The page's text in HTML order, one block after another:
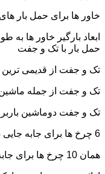
خاور ها برای حمل بار های شهری و
ابعاد بارگیر خاور ها به طور متوسط برابر است با 4.5*2 متر و تا
حمل بار با تک و جفت
تک و جفت از قدیمی ترین ماشین های
تک و جفت از جمله ماشین
تک و جفت دوماشین باربری هستند
6 چرخ ها برای جابه جایی بار تا 10 تن مناسب هستند و ابعاد اتاق آن ها برابر است با: 5.80*2.20 متر
همان 10 چرخ ها برای جابه جایی بار تا 15 تن مناسب هستند و ابعاد اتاق آن ها برابر است با: 6.80*2.25 متر